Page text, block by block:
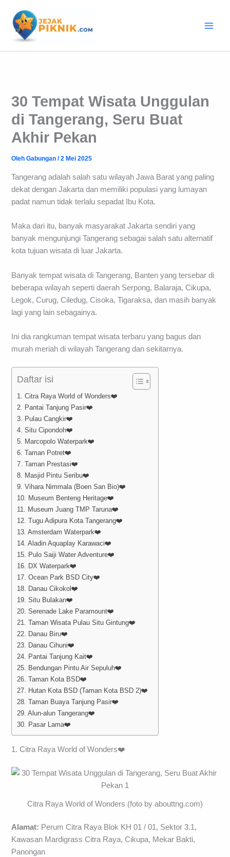
konten
30 Tempat Wisata Unggulan
di Tangerang, Seru Buat
Akhir Pekan
OlehGabungan/2 Mei 2025
Tangerang adalah salah satu wilayah Jawa Barat yang paling
dekat dengan Jakarta dan memiliki populasi yang lumayan
padat namun tidak terlalu sepadat Ibu Kota.
Maka dari itu, banyak masyarakat Jakarta sendiri yang
banyak mengunjungi Tangerang sebagai salah satu alternatif
kota tujuan wisata di luar Jakarta.
Banyak tempat wisata di Tangerang, Banten yang tersebar di
beberapa wilayah seperti daerah Serpong, Balaraja, Cikupa,
Legok, Curug, Ciledug, Cisoka, Tigaraksa, dan masih banyak
lagi yang lain sebagainya.
Ini dia rangkuman tempat wisata terbaru yang bagus dan
murah meriah di wilayah Tangerang dan sekitarnya.
Daftar isi
1. Citra Raya World of Wonders❤️
2. Pantai Tanjung Pasir❤️
3. Pulau Cangkir❤️
4. Situ Cipondoh❤️
5. Marcopolo Waterpark❤️
6. Taman Potret❤️
7. Taman Prestasi❤️
8. Masjid Pintu Seribu❤️
9. Vihara Nimmala (Boen San Bio)❤️
10. Museum Benteng Heritage❤️
11. Museum Juang TMP Taruna❤️
12. Tugu Adipura Kota Tangerang❤️
13. Amsterdam Waterpark❤️
14. Aladin Aquaplay Karawaci❤️
15. Pulo Saiji Water Adventure❤️
16. DX Waterpark❤️
17. Ocean Park BSD City❤️
18. Danau Cikokol❤️
19. Situ Bulakan❤️
20. Serenade Lake Paramount❤️
21. Taman Wisata Pulau Situ Gintung❤️
22. Danau Biru❤️
23. Danau Cihuni❤️
24. Pantai Tanjung Kait❤️
25. Bendungan Pintu Air Sepuluh❤️
26. Taman Kota BSD❤️
27. Hutan Kota BSD (Taman Kota BSD 2)❤️
28. Taman Buaya Tanjung Pasir❤️
29. Alun-alun Tangerang❤️
30. Pasar Lama❤️
1. Citra Raya World of Wonders❤️
Citra Raya World of Wonders (foto by abouttng.com)
Alamat: Perum Citra Raya Blok KH 01 / 01, Sektor 3.1,
Kawasan Mardigrass Citra Raya, Cikupa, Mekar Bakti,
Panongan